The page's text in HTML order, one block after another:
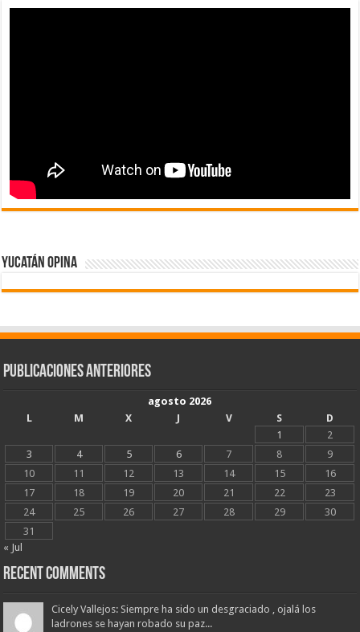
Yucatán Opina
Publicaciones Anteriores
agosto 2026
L
M X J V S
D
1
2
3
4 5 6 7 8
9
10
11 12 13 14 15
16
17
18 19 20 21 22
23
24
25 26 27 28 29
30
31
« Jul
Recent Comments
Cicely Vallejos: Siempre ha sido un desgraciado , ojalá los
ladrones se hayan robado su paz...